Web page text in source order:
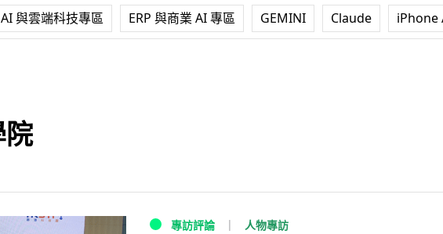
與雲端科技專區 ERP 與商業 AI 專區 GEMINI Claude iPhone
院
專訪評論 人物專訪